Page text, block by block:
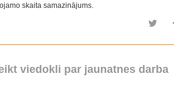
skaita samazinājums.
viedokli par jaunatnes darba